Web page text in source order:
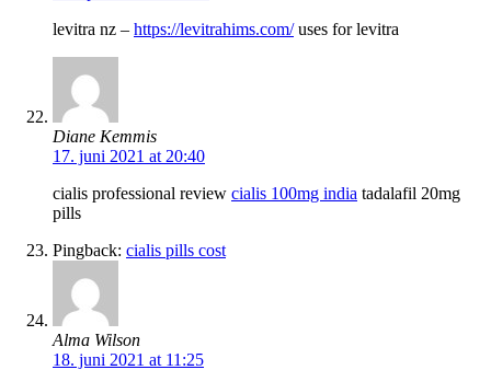
levitra nz – https://levitrahims.com/uses for levitra
Diane Kemmis
17. juni 2021 at 20:40
cialis professional review cialis 100mg india tadalafil 20mg
pills
Pingback: cialis pills cost
Alma Wilson
18. juni 2021 at 11:25